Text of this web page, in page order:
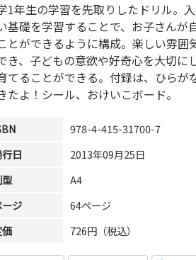
1年生の学習を先取りしたドリル。
基礎を学習することで、お子さんが
とができるように構成。楽しい雰囲
き、子どもの意欲や好奇心を大切に
てることができる。付録は、ひらが
たよ！シール、おけいこボード。
978-4-415-31700-7
日
2013年09月25日
A4
ジ
64ページ
726円（税込）